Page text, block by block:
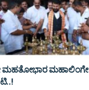
ಮಹತೋಭಾರ